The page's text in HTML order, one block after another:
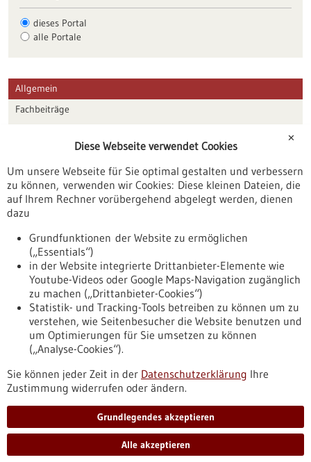
dieses Portal
alle Portale
Allgemein
Fachbeiträge
Veranstaltungen
Erscheinungsdatum
Nach oben
Informiert bleiben
Newsletter abonnieren
✕
Diese Webseite verwendet Cookies
Um unsere Webseite für Sie optimal gestalten und verbessern
zu können, verwenden wir Cookies: Diese kleinen Dateien, die
auf Ihrem Rechner vorübergehend abgelegt werden, dienen
dazu
Grundfunktionen der Website zu ermöglichen
(„Essentials“)
in der Website integrierte Drittanbieter-Elemente wie
Youtube-Videos oder Google Maps-Navigation zugänglich
zu machen („Drittanbieter-Cookies“)
Statistik- und Tracking-Tools betreiben zu können um zu
verstehen, wie Seitenbesucher die Website benutzen und
um Optimierungen für Sie umsetzen zu können
(„Analyse-Cookies“).
Sie können jeder Zeit in der Datenschutzerklärung Ihre
Zustimmung widerrufen oder ändern.
Grundlegendes akzeptieren
Alle akzeptieren